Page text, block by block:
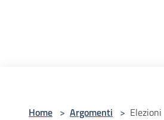
Home > Argomenti > Elezioni